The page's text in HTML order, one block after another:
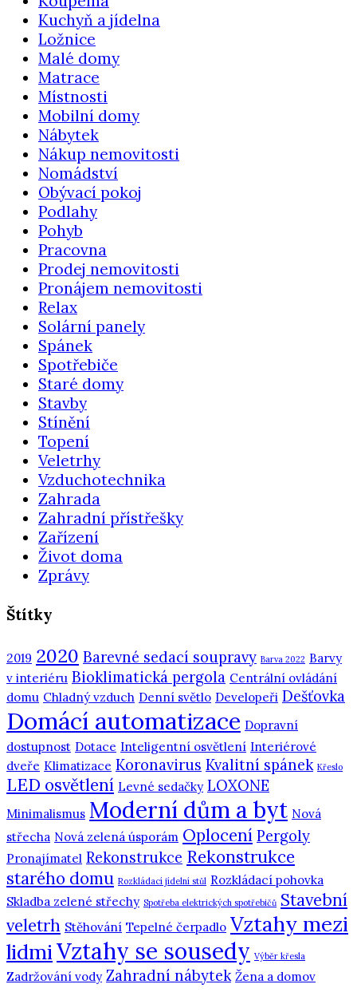
Kuchyň a jídelna
Ložnice
Malé domy
Matrace
Místnosti
Mobilní domy
Nábytek
Nákup nemovitosti
Nomádství
Obývací pokoj
Podlahy
Pohyb
Pracovna
Prodej nemovitosti
Pronájem nemovitosti
Relax
Solární panely
Spánek
Spotřebiče
Staré domy
Stavby
Stínění
Topení
Veletrhy
Vzduchotechnika
Zahrada
Zahradní přístřešky
Zařízení
Život doma
Zprávy
Štítky
2019 2020 Barevné sedací soupravy Barva 2022 Barvy
v interiéru Bioklimatická pergola Centrální ovládání
domu Chladný vzduch Denní světlo Developeři Dešťovka
Domácí automatizace Dopravní
dostupnost Dotace Inteligentní osvětlení Interiérové
dveře Klimatizace Koronavirus Kvalitní spánek Křeslo
LED osvětlení Levné sedačky LOXONE
Minimalismus Moderní dům a byt Nová
střecha Nová zelená úsporám Oplocení Pergoly
Pronajímatel Rekonstrukce Rekonstrukce
starého domu Rozkládací jídelní stůl Rozkládací pohovka
Skladba zelené střechy Spotřeba elektrických spotřebičů Stavební
veletrh Stěhování Tepelné čerpadlo Vztahy mezi
lidmiVztahy se sousedy Výběr křesla
Zadržování vody Zahradní nábytek Žena a domov